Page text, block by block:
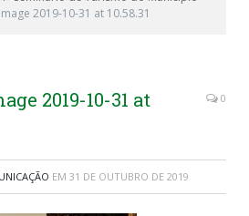
2019-10-31 at 10.58.31
2019-10-31 at
0
EM 31 DE OUTUBRO DE 2019